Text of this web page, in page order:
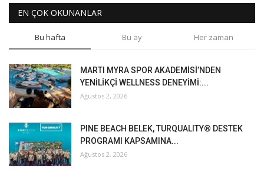
EN ÇOK OKUNANLAR
Bu hafta Bu ay Her zaman
MARTI MYRA SPOR AKADEMİSİ’NDEN
YENİLİKÇİ WELLNESS DENEYİMİ:...
Ağustos 2, 2026
PINE BEACH BELEK, TURQUALITY® DESTEK
PROGRAMI KAPSAMINA...
Ağustos 2, 2026